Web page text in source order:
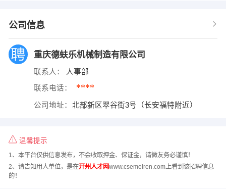
公司信息
重庆德蚨乐机械制造有限公司
联系人： 人事部
联系电话： ****
公司地址： 北部新区翠谷街3号（长安福特附近）
温馨提示
1、本平台仅供信息发布，不会收取押金、保证金，请微友务必谨慎！
2、请告知用人单位，是在开州人才网www.csemeiren.com上看到该招聘信息
的！